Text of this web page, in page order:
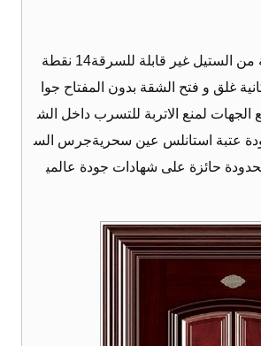
ابواب شقق مصفحة من الستيل غير قابلة للسرقة14 نقطة
غلق و فتح الشقة بدون المفتاح جوا
لمنع الاتربة للتسرب داخل الش
عتبة استانلس عين سحريةجرس الس
حائزة على شهادات جودة عالمي